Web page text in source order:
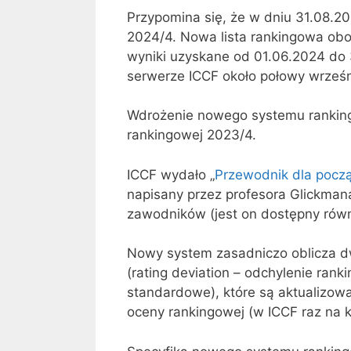
Przypomina się, że w dniu
2024/4. Nowa lista rankingowa
wyniki uzyskane od 01.06.2024
serwerze ICCF około połowy
Wdrożenie nowego systemu
rankingowej 2023/4.
ICCF wydało „Przewodnik dla
napisany przez profesora
zawodników (jest on dostępny
Nowy system zasadniczo oblicza
(rating deviation – odchylenie
standardowe), które są
oceny rankingowej (w ICCF raz na